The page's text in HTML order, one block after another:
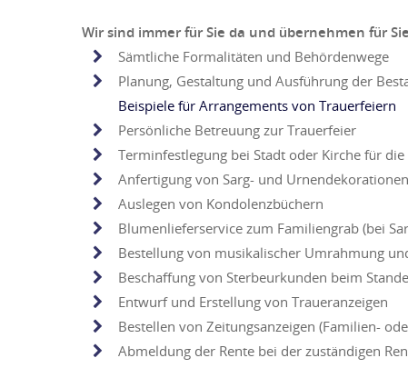
Wir sind immer für Sie da und übernehmen für
Sämtliche Formalitäten und Behördenwege
Planung, Gestaltung und Ausführung der
Beispiele für Arrangements von Trauerfeiern
Persönliche Betreuung zur Trauerfeier
Terminfestlegung bei Stadt oder Kirche für
Anfertigung von Sarg- und
Auslegen von Kondolenzbüchern
Blumenlieferservice zum Familiengrab (bei
Bestellung von musikalischer Umrahmung
Beschaffung von Sterbeurkunden beim
Entwurf und Erstellung von Traueranzeigen
Bestellen von Zeitungsanzeigen (Familien-
Abmeldung der Rente bei der zuständigen